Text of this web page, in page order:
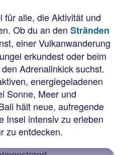
für alle, die Aktivität und
Ob du an den Stränden
einer Vulkanwanderung
erkundest oder beim
Adrenalinkick suchst.
energiegeladenen
Sonne, Meer und
hält neue, aufregende
Insel intensiv zu erleben
zu entdecken.